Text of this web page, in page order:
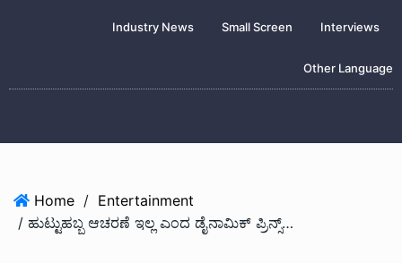
Industry News Small Screen Interviews
Other Language
Home / Entertainment
/ ಹುಟ್ಟುಹಬ್ಬ ಆಚರಣೆ ಇಲ್ಲ ಎಂದ ಡೈನಾಮಿಕ್ ಪ್ರಿನ್ಸ್… ಯಾಕೆ ಗೊತ್ತಾ?